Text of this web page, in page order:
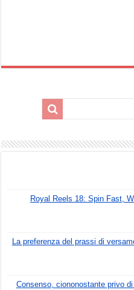
Royal Reels 18: Spin Fast,
La preferenza del prassi di
Consenso, ciononostante privo